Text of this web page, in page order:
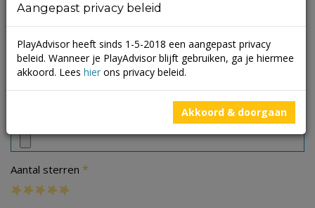
Aantal sterren *
Aangepast privacy beleid
PlayAdvisor heeft sinds 1-5-2018 een aangepast privacy
beleid. Wanneer je PlayAdvisor blijft gebruiken, ga je hiermee
akkoord. Lees hier ons privacy beleid.
Akkoord & doorgaan